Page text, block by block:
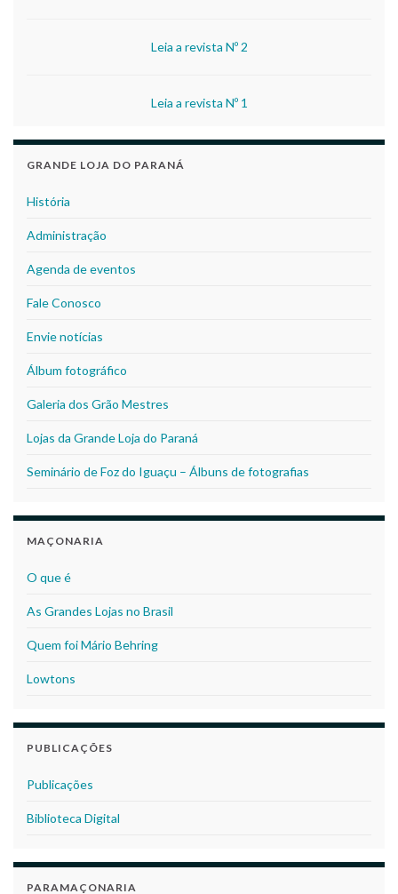
Leia a revista Nº 2
Leia a revista Nº 1
GRANDE LOJA DO PARANÁ
História
Administração
Agenda de eventos
Fale Conosco
Envie notícias
Álbum fotográfico
Galeria dos Grão Mestres
Lojas da Grande Loja do Paraná
Seminário de Foz do Iguaçu – Álbuns de fotografias
MAÇONARIA
O que é
As Grandes Lojas no Brasil
Quem foi Mário Behring
Lowtons
PUBLICAÇÕES
Publicações
Biblioteca Digital
PARAMAÇONARIA